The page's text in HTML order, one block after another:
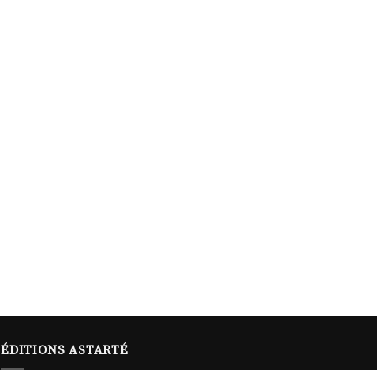
ÉDITIONS ASTARTÉ